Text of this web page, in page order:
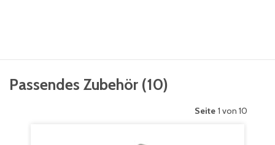
Passendes Zubehör (10)
Seite 1 von 10